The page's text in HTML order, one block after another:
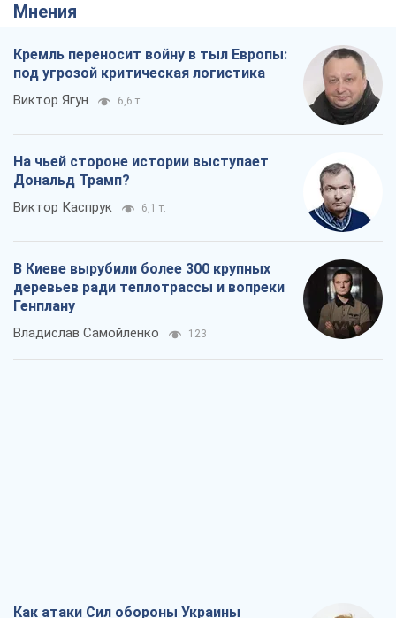
Мнения
Кремль переносит войну в тыл Европы:
под угрозой критическая логистика
Виктор Ягун 6,6 т.
На чьей стороне истории выступает
Дональд Трамп?
Виктор Каспрук 6,1 т.
В Киеве вырубили более 300 крупных
деревьев ради теплотрассы и вопреки
Генплану
Владислав Самойленко 123
Как атаки Сил обороны Украины